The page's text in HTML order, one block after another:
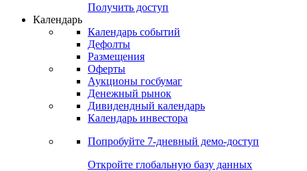
Получить доступ
Календарь
Календарь событий
Дефолты
Размещения
Оферты
Аукционы госбумаг
Денежный рынок
Дивидендный календарь
Календарь инвестора
Попробуйте 7-дневный демо-доступ
Откройте глобальную базу данных